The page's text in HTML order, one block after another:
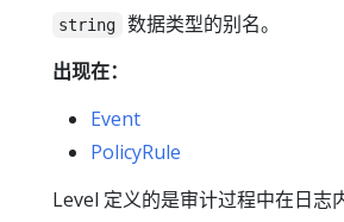
string
数据类型的别名。
出现在：
Event
PolicyRule
Level 定义的是审计过程中在日志